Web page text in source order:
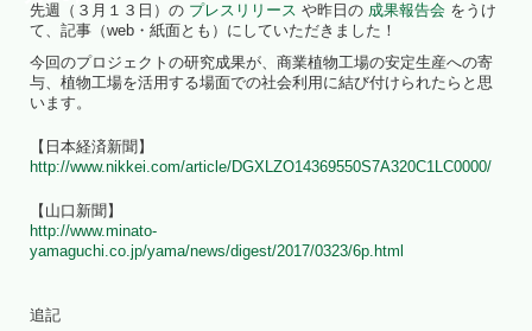
先週（３月１３日）の プレスリリース や昨日の 成果報告会 をうけ
て、記事（web・紙面とも）にしていただきました！
今回のプロジェクトの研究成果が、商業植物工場の安定生産への寄
与、植物工場を活用する場面での社会利用に結び付けられたらと思
います。
【日本経済新聞】
http://www.nikkei.com/article/DGXLZO14369550S7A320C1LC0000/
【山口新聞】
http://www.minato-
yamaguchi.co.jp/yama/news/digest/2017/0323/6p.html
追記